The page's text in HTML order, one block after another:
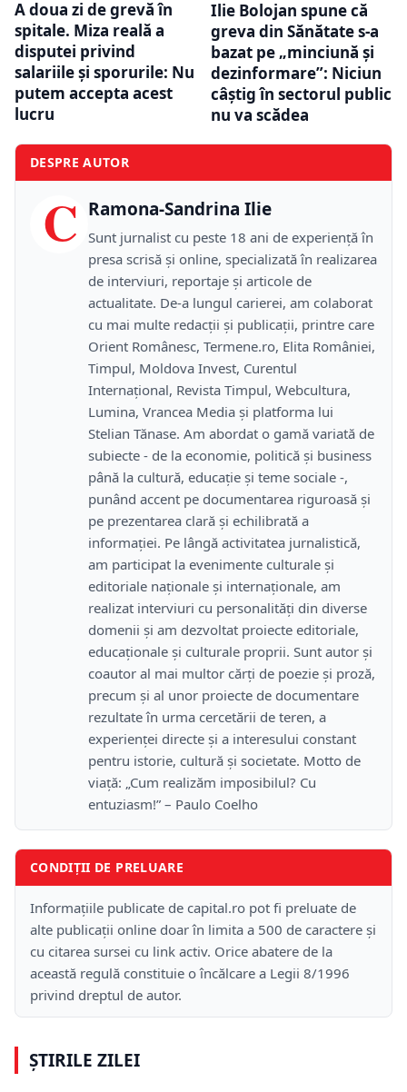
A doua zi de grevă în
spitale. Miza reală a
disputei privind
salariile și sporurile: Nu
putem accepta acest
lucru
Ilie Bolojan spune că
greva din Sănătate s-a
bazat pe „minciună și
dezinformare”: Niciun
câștig în sectorul public
nu va scădea
DESPRE AUTOR
C Ramona-Sandrina Ilie
Sunt jurnalist cu peste 18 ani de experiență în
presa scrisă și online, specializată în realizarea
de interviuri, reportaje și articole de
actualitate. De-a lungul carierei, am colaborat
cu mai multe redacții și publicații, printre care
Orient Românesc, Termene.ro, Elita României,
Timpul, Moldova Invest, Curentul
Internațional, Revista Timpul, Webcultura,
Lumina, Vrancea Media și platforma lui
Stelian Tănase. Am abordat o gamă variată de
subiecte - de la economie, politică și business
până la cultură, educație și teme sociale -,
punând accent pe documentarea riguroasă și
pe prezentarea clară și echilibrată a
informației. Pe lângă activitatea jurnalistică,
am participat la evenimente culturale și
editoriale naționale și internaționale, am
realizat interviuri cu personalități din diverse
domenii și am dezvoltat proiecte editoriale,
educaționale și culturale proprii. Sunt autor și
coautor al mai multor cărți de poezie și proză,
precum și al unor proiecte de documentare
rezultate în urma cercetării de teren, a
experienței directe și a interesului constant
pentru istorie, cultură și societate. Motto de
viață: „Cum realizăm imposibilul? Cu
entuziasm!” – Paulo Coelho
CONDIȚII DE PRELUARE
Informațiile publicate de capital.ro pot fi preluate de
alte publicații online doar în limita a 500 de caractere și
cu citarea sursei cu link activ. Orice abatere de la
această regulă constituie o încălcare a Legii 8/1996
privind dreptul de autor.
ȘTIRILE ZILEI